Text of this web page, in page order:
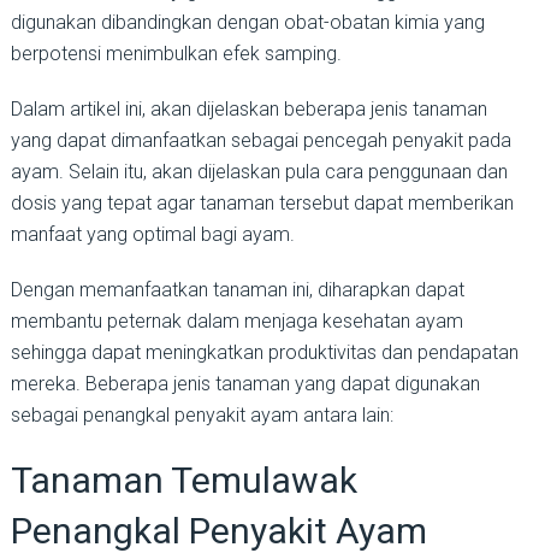
digunakan dibandingkan dengan obat-obatan kimia yang
berpotensi menimbulkan efek samping.
Dalam artikel ini, akan dijelaskan beberapa jenis tanaman
yang dapat dimanfaatkan sebagai pencegah penyakit pada
ayam. Selain itu, akan dijelaskan pula cara penggunaan dan
dosis yang tepat agar tanaman tersebut dapat memberikan
manfaat yang optimal bagi ayam.
Dengan memanfaatkan tanaman ini, diharapkan dapat
membantu peternak dalam menjaga kesehatan ayam
sehingga dapat meningkatkan produktivitas dan pendapatan
mereka. Beberapa jenis tanaman yang dapat digunakan
sebagai penangkal penyakit ayam antara lain:
Tanaman Temulawak
Penangkal Penyakit Ayam